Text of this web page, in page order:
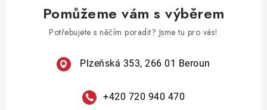
Pomůžeme vám s výběrem
Potřebujete s něčím poradit? Jsme tu pro vás!
Plzeňská 353, 266 01 Beroun
+420 720 940 470